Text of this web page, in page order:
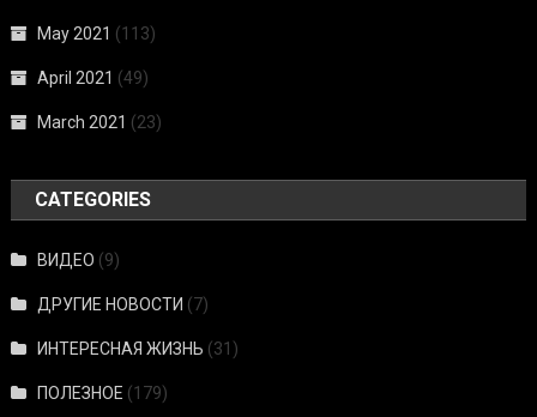
May 2021 (113)
April 2021 (49)
March 2021 (23)
CATEGORIES
ВИДЕО (9)
ДРУГИЕ НОВОСТИ (7)
ИНТЕРЕСНАЯ ЖИЗНЬ (31)
ПОЛЕЗНОЕ (179)